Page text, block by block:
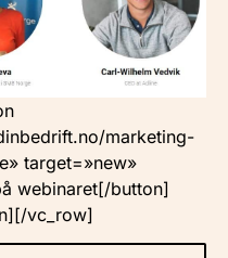
marketing-
target=»new»
webinaret[/button]
vc_row]